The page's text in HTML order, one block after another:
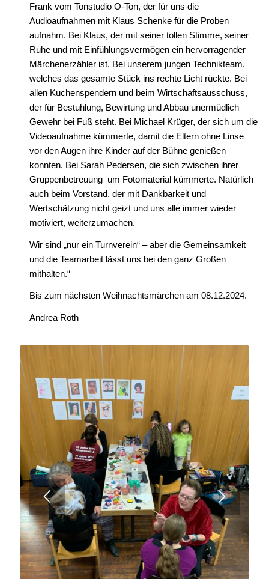
Frank vom Tonstudio O-Ton, der für uns die
Audioaufnahmen mit Klaus Schenke für die Proben
aufnahm. Bei Klaus, der mit seiner tollen Stimme, seiner
Ruhe und mit Einfühlungsvermögen ein hervorragender
Märchenerzähler ist. Bei unserem jungen Technikteam,
welches das gesamte Stück ins rechte Licht rückte. Bei
allen Kuchenspendern und beim Wirtschaftsausschuss,
der für Bestuhlung, Bewirtung und Abbau unermüdlich
Gewehr bei Fuß steht. Bei Michael Krüger, der sich um die
Videoaufnahme kümmerte, damit die Eltern ohne Linse
vor den Augen ihre Kinder auf der Bühne genießen
konnten. Bei Sarah Pedersen, die sich zwischen ihrer
Gruppenbetreuung um Fotomaterial kümmerte. Natürlich
auch beim Vorstand, der mit Dankbarkeit und
Wertschätzung nicht geizt und uns alle immer wieder
motiviert, weiterzumachen.
Wir sind „nur ein Turnverein“ – aber die Gemeinsamkeit
und die Teamarbeit lässt uns bei den ganz Großen
mithalten.“
Bis zum nächsten Weihnachtsmärchen am 08.12.2024.
Andrea Roth